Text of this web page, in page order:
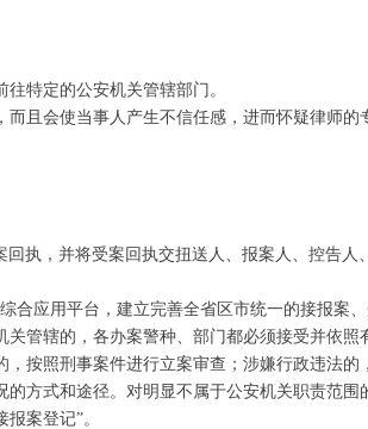
特定的公安机关管辖部门。
且会使当事人产生不信任感，进而怀疑律师的
执，并将受案回执交扭送人、报案人、控告
合应用平台，建立完善全省区市统一的接报案
管辖的，各办案警种、部门都必须接受并依
按照刑事案件进行立案审查；涉嫌行政违法的
方式和途径。对明显不属于公安机关职责范
案登记”。